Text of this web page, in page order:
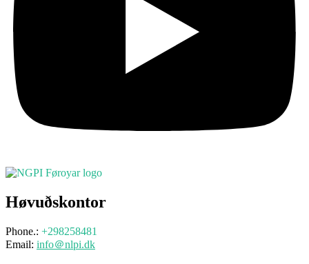
Høvuðskontor
Phone.: +298258481
Email: info＠nlpi.dk